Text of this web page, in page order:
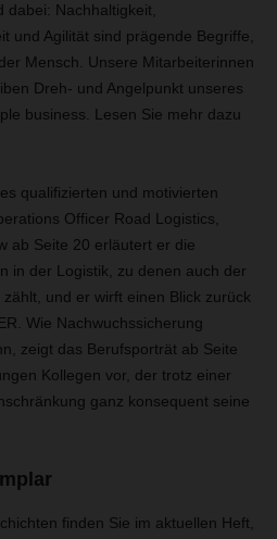
Nachhaltigkeit,
und Agilität sind prägende Begriffe,
Mensch. Unsere Mitarbeiterinnen
Dreh- und Angelpunkt unseres
business. Lesen Sie mehr dazu
qualifizierten und motivierten
Officer Road Logistics,
ab Seite 20 erläutert er die
in der Logistik, zu denen auch der
und er wirft einen Blick zurück
Wie Nachwuchssicherung
zeigt das Berufsporträt ab Seite
Kollegen vor, der trotz einer
ganz konsequent seine
finden Sie im aktuellen Heft,